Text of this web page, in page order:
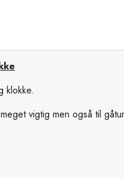
klokke.
vigtig men også til